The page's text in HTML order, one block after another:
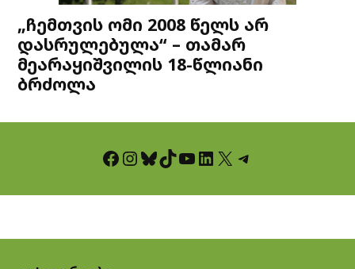
„ჩემთვის ომი 2008 წელს არ
დასრულებულა“ – თამარ
მეარაყიშვილის 18-წლიანი
ბრძოლა
Facebook InstagramBluesky TikTok YouTube LinkedIn X Telegram